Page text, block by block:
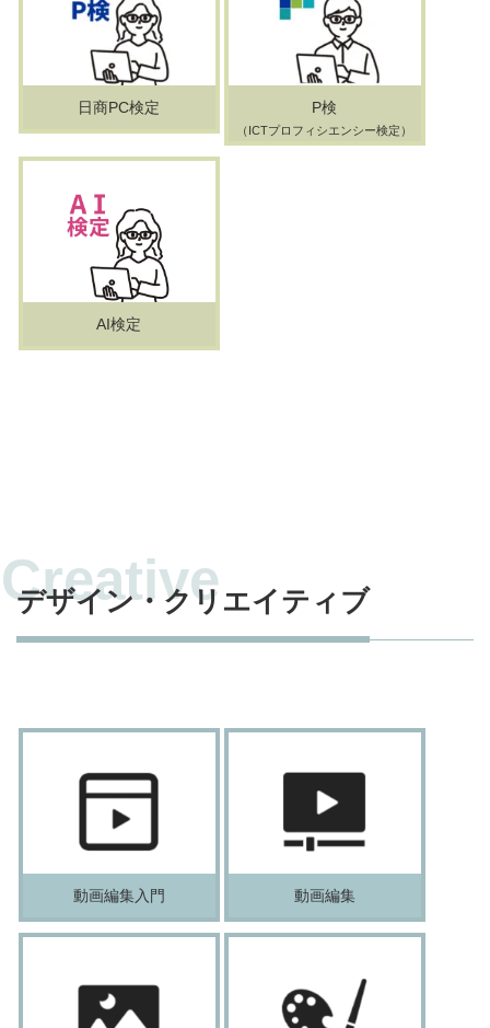
日商PC検定 P検
（ICTプロフィシエンシー検定）
AI検定
デザイン・クリエイティブ
動画編集入門 動画編集